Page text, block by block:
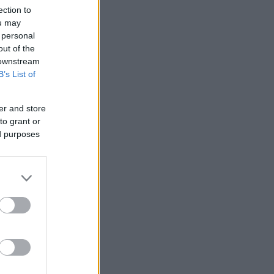
to
may
of the
List of
and store
grant or
purposes